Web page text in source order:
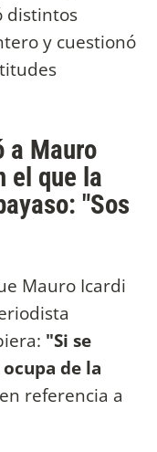
distintos
y cuestionó
a Mauro
el que la
"Sos
Mauro Icardi
"Si se
de la
referencia a